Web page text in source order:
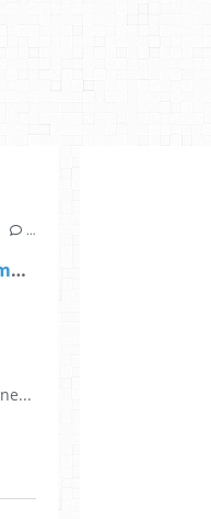
…
Tchas: le MCCT condamne les massacres des élèves à Doba